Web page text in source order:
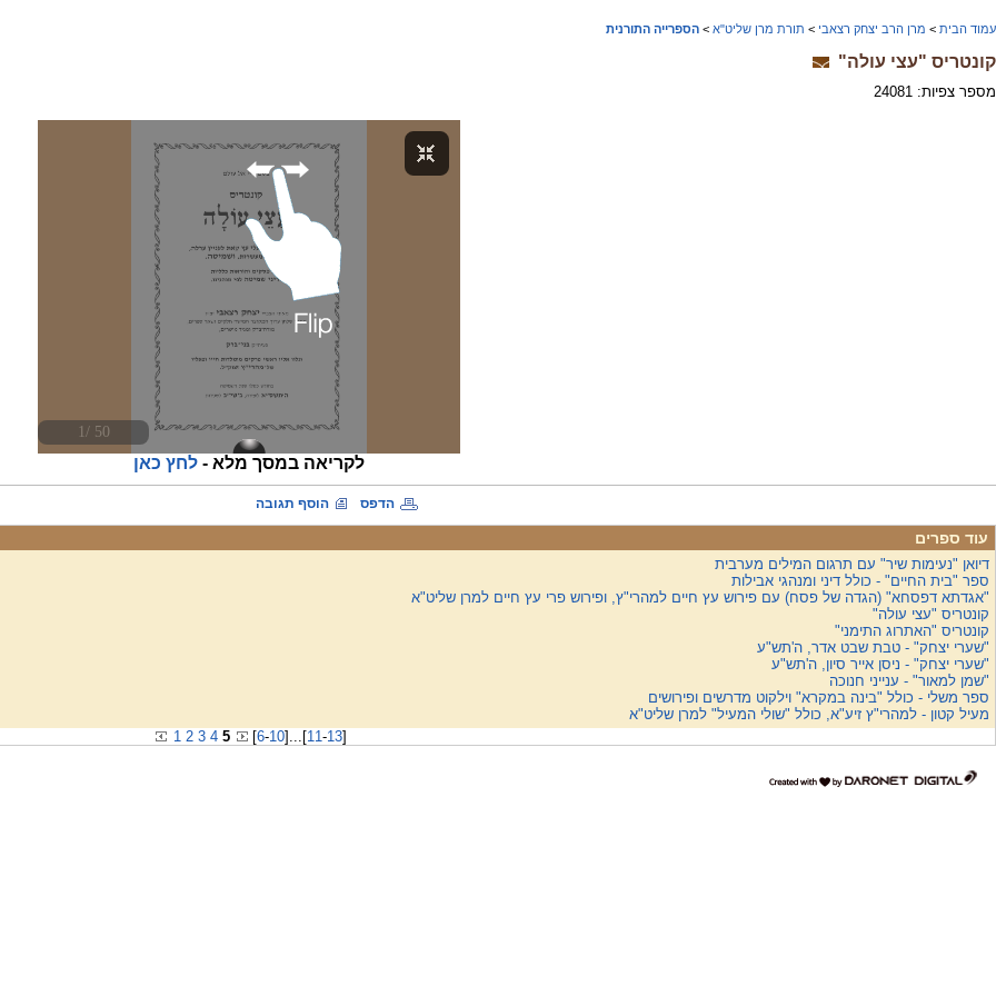
עמוד הבית > מרן הרב יצחק רצאבי > תורת מרן שליט"א > הספרייה התורנית
קונטריס "עצי עולה"
מספר צפיות: 24081
לקריאה במסך מלא - לחץ כאן
הדפס הוסף תגובה
עוד ספרים
דיואן "נעימות שיר" עם תרגום המילים מערבית
ספר "בית החיים" - כולל דיני ומנהגי אבילות
"אגדתא דפסחא" (הגדה של פסח) עם פירוש עץ חיים למהרי"ץ, ופירוש פרי עץ חיים למרן שליט"א
קונטריס "עצי עולה"
קונטריס "האתרוג התימני"
"שערי יצחק" - טבת שבט אדר, ה'תש"ע
"שערי יצחק" - ניסן אייר סיון, ה'תש"ע
"שמן למאור" - ענייני חנוכה
ספר משלי - כולל "בינה במקרא" וילקוט מדרשים ופירושים
מעיל קטון - למהרי"ץ זיע"א, כולל "שולי המעיל" למרן שליט"א
1 2 3 4 5 [6-10] ... [11-13]
דרונט